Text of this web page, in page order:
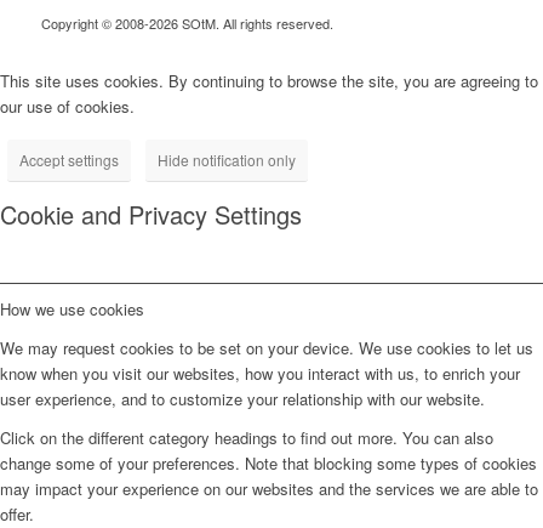
Copyright © 2008-2026 SOtM. All rights reserved.
This site uses cookies. By continuing to browse the site, you are agreeing to
our use of cookies.
Accept settings Hide notification only
Cookie and Privacy Settings
How we use cookies
We may request cookies to be set on your device. We use cookies to let us
know when you visit our websites, how you interact with us, to enrich your
user experience, and to customize your relationship with our website.
Click on the different category headings to find out more. You can also
change some of your preferences. Note that blocking some types of cookies
may impact your experience on our websites and the services we are able to
offer.